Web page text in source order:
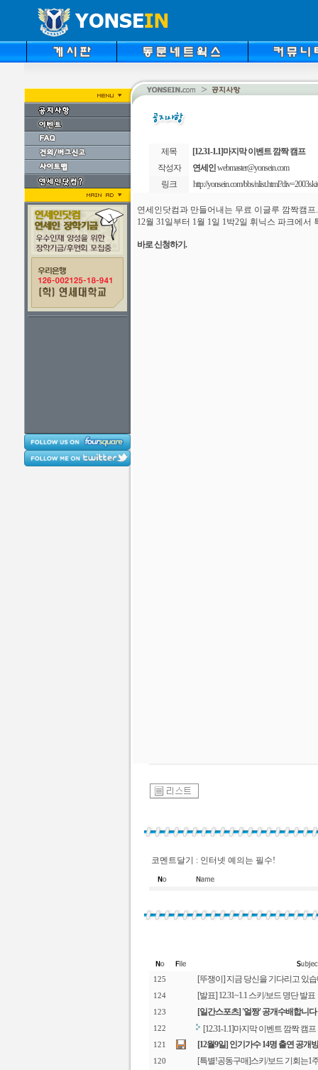
제목
[12.31-1.1]마지막 이벤트 깜짝 캠프
작성자
연세인webmaster@yonsein.com
링크
http://yonsein.com/bbs/
연세인닷컴과 만들어내는 무료 이글루 깜짝캠프
12월 31일부터 1월 1일 1박2일 휘닉스 파크에서
바로 신청하기.
코멘트달기 : 인터넷 예의는 필수!
125 [뚜쟁이] 지금 당신을 기다리고 있
124 [발표] 12.31~1.1 스키/보드 명단 발표
123 [일간스포츠] '얼짱' 공개수배합니다
122 [12.31-1.1]마지막 이벤트 깜짝 캠프
121 [12월9일] 인기가수 14명 출연 공개
120 [특별!공동구매]스키/보드 기회는1